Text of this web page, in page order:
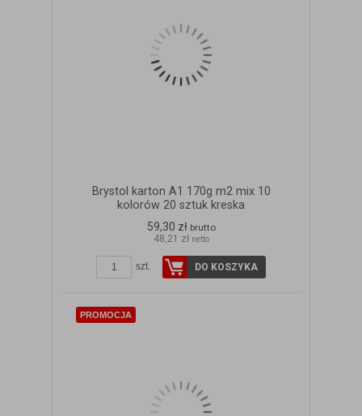
Brystol karton A1 170g m2 mix 10
kolorów 20 sztuk kreska
59,30 zł brutto
48,21 zł netto
szt. DO KOSZYKA
PROMOCJA